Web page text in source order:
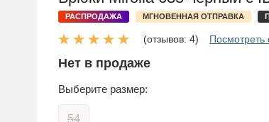
РАСПРОДАЖА МГНОВЕННАЯ ОТПРАВКА
(отзывов: 4) Посмотреть
Нет в продаже
Выберите размер:
54